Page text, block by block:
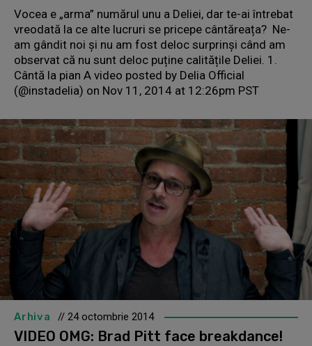
Vocea e „arma” numărul unu a Deliei, dar te-ai întrebat
vreodată la ce alte lucruri se pricepe cântăreața? Ne-
am gândit noi și nu am fost deloc surprinși când am
observat că nu sunt deloc puține calitățile Deliei. 1.
Cântă la pian A video posted by Delia Official
(@instadelia) on Nov 11, 2014 at 12:26pm PST
Arhiva // 24 octombrie 2014
VIDEO OMG: Brad Pitt face breakdance!